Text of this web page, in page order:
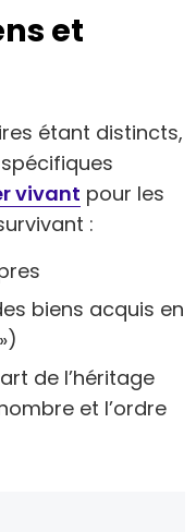
et
étant distincts,
vivant pour les
:
biens acquis en
de l’héritage
et l’ordre